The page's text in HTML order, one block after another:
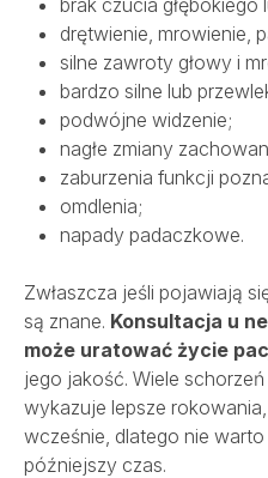
brak czucia
drętwienie, mrowienie,
silne zawroty głowy i
bardzo silne lub
podwójne widzenie;
nagłe zmiany
zaburzenia funkcji
omdlenia;
napady padaczkowe.
Zwłaszcza jeśli pojawiają
są znane. Konsultacja u
może uratować życie
jego jakość. Wiele
wykazuje lepsze
wcześnie, dlatego nie
późniejszy czas.